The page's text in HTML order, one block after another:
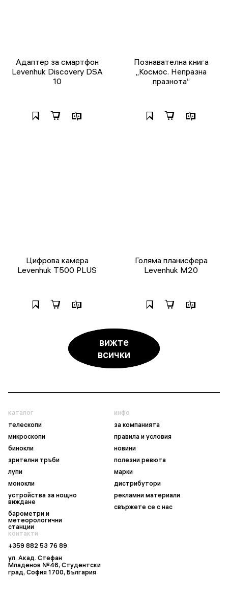
Адаптер за смартфон
Levenhuk Discovery DSA
10
Познавателна книга
„Космос. Непразна
празнота“
Цифрова камера
Levenhuk T500 PLUS
Голяма планисфера
Levenhuk M20
вижте
всички
каталог
телескопи
микроскопи
бинокли
зрителни тръби
лупи
монокли
устройства за нощно
виждане
барометри и
метеорологични
станции
инфо
за компанията
правила и условия
новини
полезни ревюта
марки
дистрибутори
рекламни материали
свържете се с нас
контакти
+359 882 53 76 89
ул. Акад. Стефан
Младенов №46, Студентски
град, София 1700, България